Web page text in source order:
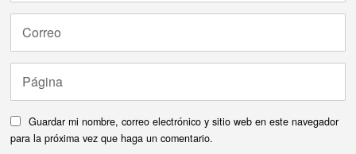
Guardar mi nombre, correo electrónico y sitio web en este navegador
para la próxima vez que haga un comentario.